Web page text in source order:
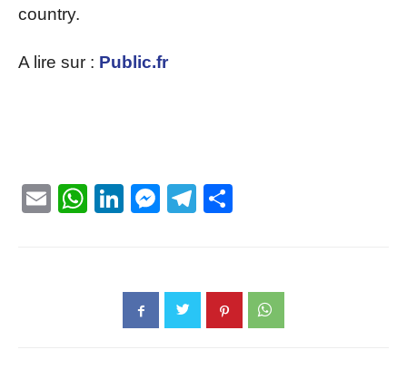
country.
A lire sur : Public.fr
EmailWhatsApp
LinkedIn
Messenger
Telegram